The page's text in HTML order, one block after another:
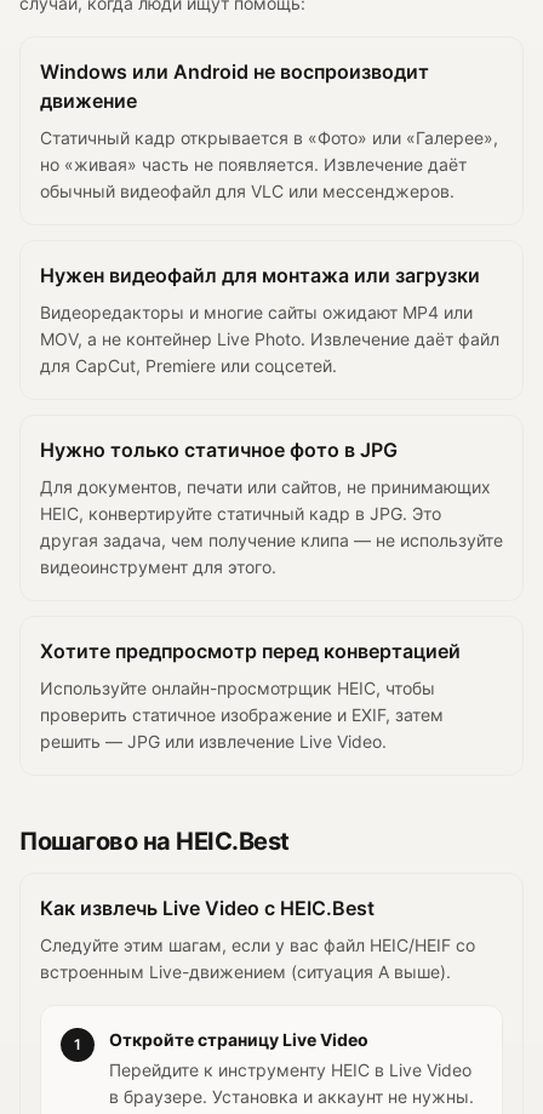
Windows или Android не воспроизводит
движение
Статичный кадр открывается в «Фото» или «Галерее»,
но «живая» часть не появляется. Извлечение даёт
обычный видеофайл для VLC или мессенджеров.
Нужен видеофайл для монтажа или загрузки
Видеоредакторы и многие сайты ожидают MP4 или
MOV, а не контейнер Live Photo. Извлечение даёт файл
для CapCut, Premiere или соцсетей.
Нужно только статичное фото в JPG
Для документов, печати или сайтов, не принимающих
HEIC, конвертируйте статичный кадр в JPG. Это
другая задача, чем получение клипа — не используйте
видеоинструмент для этого.
Хотите предпросмотр перед конвертацией
Используйте онлайн-просмотрщик HEIC, чтобы
проверить статичное изображение и EXIF, затем
решить — JPG или извлечение Live Video.
Пошагово на HEIC.Best
Как извлечь Live Video с HEIC.Best
Следуйте этим шагам, если у вас файл HEIC/HEIF со
встроенным Live-движением (ситуация A выше).
1
Откройте страницу Live Video
Перейдите к инструменту HEIC в Live Video
в браузере. Установка и аккаунт не нужны.